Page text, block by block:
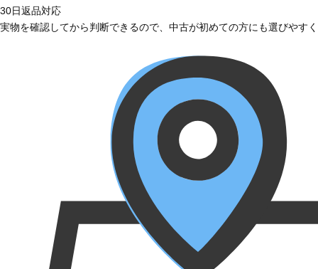
30日返品対応
実物を確認してから判断できるので、中古が初めての方にも選びやす